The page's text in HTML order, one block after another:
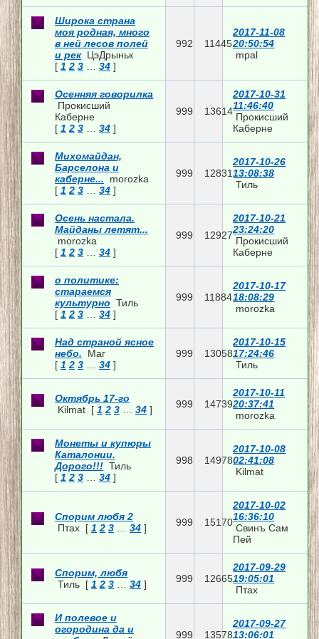
Широка страна
моя родная, много
в ней лесов полей
и рек ЦэДрыньк
[ 1 2 3 … 34 ]
992 11445
2017-11-08
20:50:54
mpal
Осенняя говорилка
Прокисший
Каберне
[ 1 2 3 … 34 ]
999 13614
2017-10-31
11:46:40
Прокисший
Каберне
Михомайдан,
Барселона и
каберне...
morozka
[ 1 2 3 … 34 ]
999 12831
2017-10-26
13:08:38
Тиль
Осень настала.
Майданы летят...
morozka
[ 1 2 3 … 34 ]
999 12927
2017-10-21
23:24:20
Прокисший
Каберне
о политике:
стараемся
культурно Тиль
[ 1 2 3 … 34 ]
999 11884
2017-10-17
18:08:29
morozka
Над страной ясное
небо.
Маг
[ 1 2 3 … 34 ]
999 13058
2017-10-15
17:24:46
Тиль
Октябрь 17-го
Kilmat [ 1 2 3 … 34 ] 999 14739
2017-10-11
20:37:41
morozka
Монеты и купюры
Каталонии.
Дорого!!! Тиль
[ 1 2 3 … 34 ]
998 14978
2017-10-08
02:41:08
Kilmat
Спорим любя 2
Птах [ 1 2 3 … 34 ] 999 15170
2017-10-02
16:36:10
Свинъ Сам
Пей
Спорим, любя
Тиль [ 1 2 3 … 34 ] 999 12665
2017-09-29
19:05:01
Птах
И полевое и
огородина да и
999 13578
2017-09-27
13:06:01